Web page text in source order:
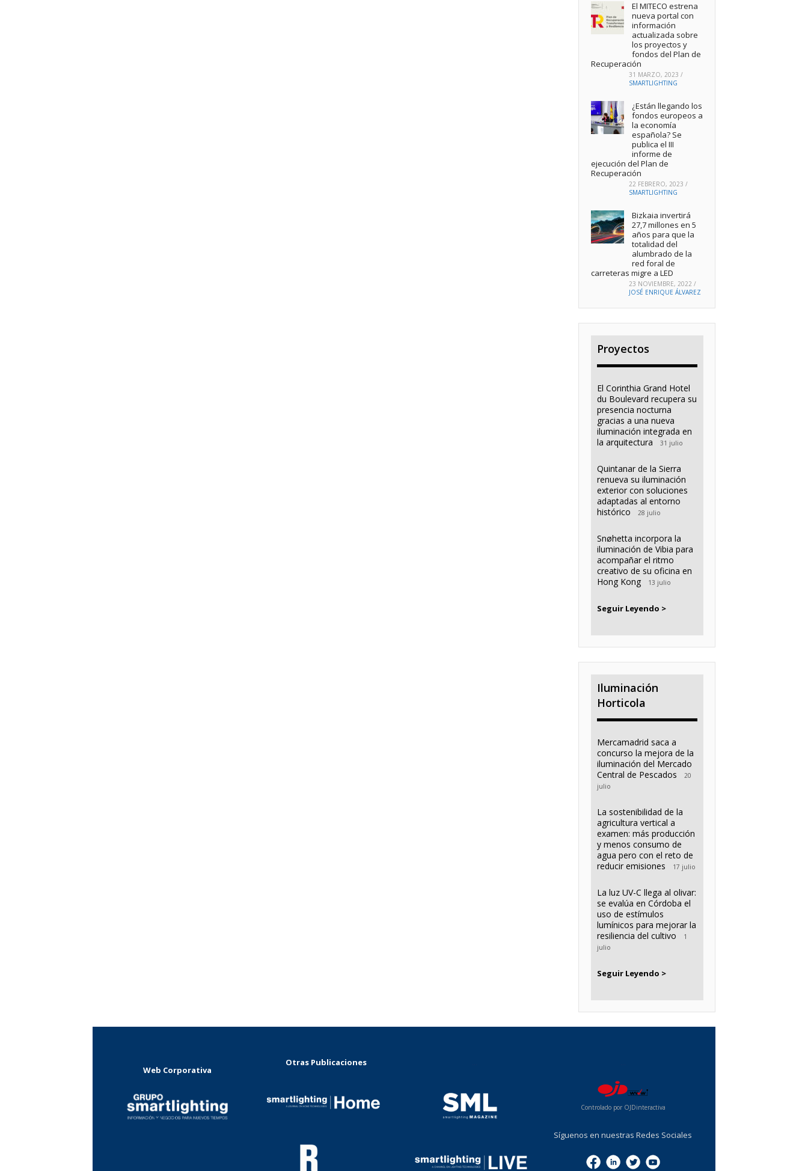
El MITECO estrena
nueva portal con
información
actualizada sobre
los proyectos y
fondos del Plan de
Recuperación
31 MARZO, 2023 /
SMARTLIGHTING
¿Están llegando los
fondos europeos a
la economía
española? Se
publica el III
informe de
ejecución del Plan de
Recuperación
22 FEBRERO, 2023 /
SMARTLIGHTING
Bizkaia invertirá
27,7 millones en 5
años para que la
totalidad del
alumbrado de la
red foral de
carreteras migre a LED
23 NOVIEMBRE, 2022 /
JOSÉ ENRIQUE ÁLVAREZ
Proyectos
El Corinthia Grand Hotel
du Boulevard recupera su
presencia nocturna
gracias a una nueva
iluminación integrada en
la arquitectura
31 julio
Quintanar de la Sierra
renueva su iluminación
exterior con soluciones
adaptadas al entorno
histórico
28 julio
Snøhetta incorpora la
iluminación de Vibia para
acompañar el ritmo
creativo de su oficina en
Hong Kong
13 julio
Seguir Leyendo >
Iluminación
Horticola
Mercamadrid saca a
concurso la mejora de la
iluminación del Mercado
Central de Pescados
20
julio
La sostenibilidad de la
agricultura vertical a
examen: más producción
y menos consumo de
agua pero con el reto de
reducir emisiones
17 julio
La luz UV-C llega al olivar:
se evalúa en Córdoba el
uso de estímulos
lumínicos para mejorar la
resiliencia del cultivo
1
julio
Seguir Leyendo >
Web Corporativa
Otras Publicaciones
Controlado por OJDinteractiva
Síguenos en nuestras Redes Sociales